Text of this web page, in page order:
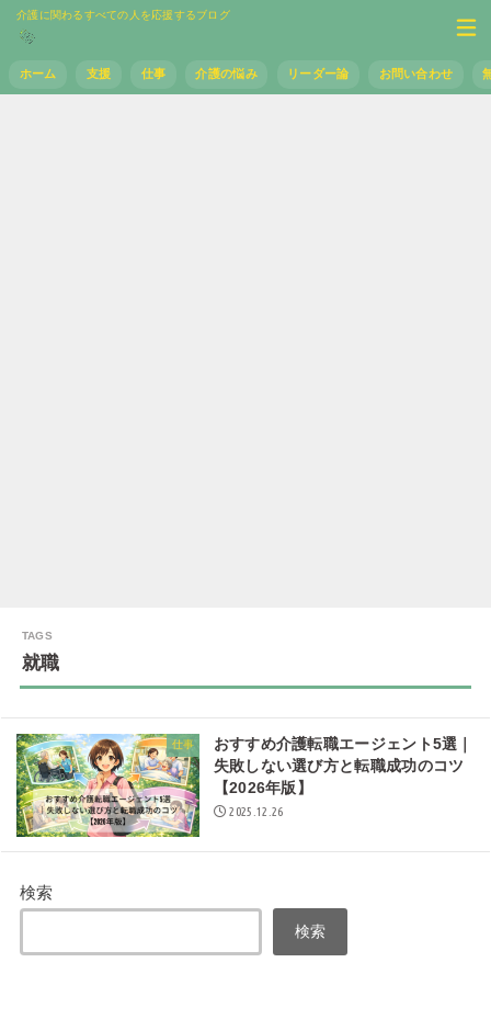
介護に関わるすべての人を応援するブログ
ホーム 支援 仕事 介護の悩み リーダー論 お問い合わせ
就職
仕事
おすすめ介護転職エージェント5選｜
失敗しない選び方と転職成功のコツ
【2026年版】
2025.12.26
検索
検索